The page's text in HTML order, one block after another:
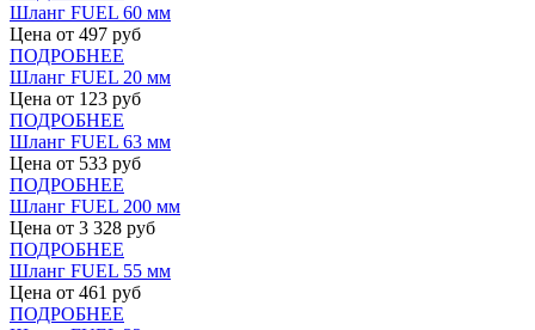
Шланг FUEL 60 мм
Цена от 497 руб
ПОДРОБНЕЕ
Шланг FUEL 20 мм
Цена от 123 руб
ПОДРОБНЕЕ
Шланг FUEL 63 мм
Цена от 533 руб
ПОДРОБНЕЕ
Шланг FUEL 200 мм
Цена от 3 328 руб
ПОДРОБНЕЕ
Шланг FUEL 55 мм
Цена от 461 руб
ПОДРОБНЕЕ